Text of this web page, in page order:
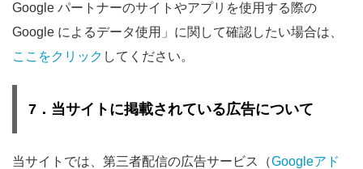
Google パートナーのサイトやアプリを使用する際の
Google によるデータ使用」に関して確認したい場合は、
ここをクリック してください。
7．当サイトに掲載されている広告について
当サイトでは、第三者配信の広告サービス（Googleアド